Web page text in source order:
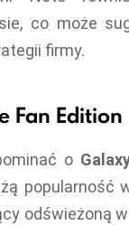
co może
firmy.
Fan Edition
o
popularność
odświeżoną